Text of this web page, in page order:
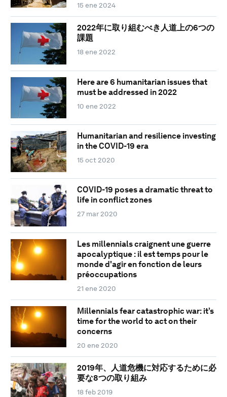
15 ene 2024
2022年に取り組むべき人道上の6つの
課題
18 ene 2022
Here are 6 humanitarian issues that
must be addressed in 2022
10 ene 2022
Humanitarian and resilience investing
in the COVID-19 era
15 oct 2020
COVID-19 poses a dramatic threat to
life in conflict zones
27 mar 2020
Les millennials craignent une guerre
apocalyptique : il est temps pour le
monde d'agir en fonction de leurs
préoccupations
21 ene 2020
Millennials fear catastrophic war: it’s
time for the world to act on their
concerns
20 ene 2020
2019年、人道危機に対応するために必
要な8つの取り組み
18 feb 2019